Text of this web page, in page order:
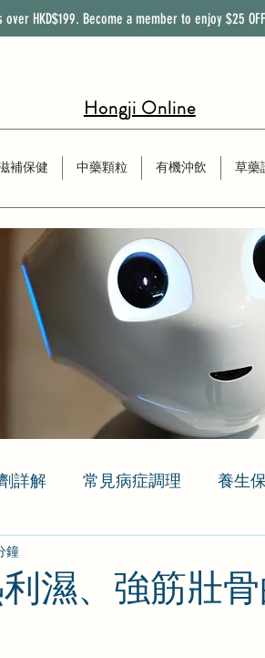
HKD$199. Become a member to enjoy $25 OFF
Hongji Online
補保健 中藥顆粒 有機沖飲 草藥
詳解 常見病症調理 養生
濕、強筋壯
鐘